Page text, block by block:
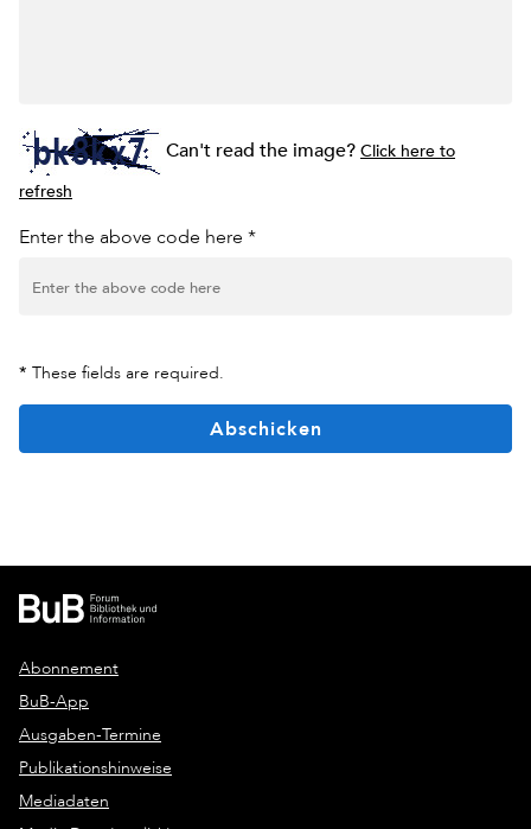
Can't read the image?Click here to
refresh
Enter the above code here *
* These fields are required.
Abschicken
Abonnement
BuB-App
Ausgaben-Termine
Publikationshinweise
Mediadaten